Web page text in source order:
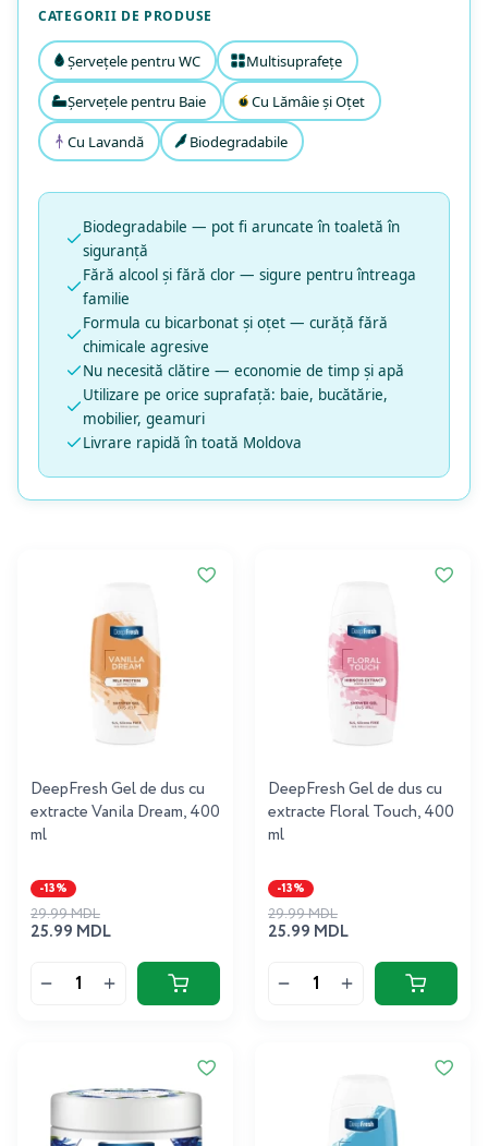
CATEGORII DE PRODUSE
Șervețele pentru WC Multisuprafețe
Șervețele pentru Baie Cu Lămâie și Oțet
Cu Lavandă Biodegradabile
Biodegradabile — pot fi aruncate în toaletă în
siguranță
Fără alcool și fără clor — sigure pentru întreaga
familie
Formula cu bicarbonat și oțet — curăță fără
chimicale agresive
Nu necesită clătire — economie de timp și apă
Utilizare pe orice suprafață: baie, bucătărie,
mobilier, geamuri
Livrare rapidă în toată Moldova
DeepFresh Gel de dus cu
extracte Vanila Dream, 400
ml
-13%
25.99 MDL
29.99 MDL
DeepFresh Gel de dus cu
extracte Floral Touch, 400
ml
-13%
25.99 MDL
29.99 MDL